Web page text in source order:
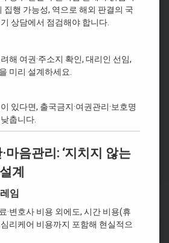
집행 가능성, 역으로 해외 판결의 국
상담에서 점검해야 합니다.
해 여권·주소지 확인, 대리인 선임,
미리 설계하세요.
있다면, 출국금지·여권관리·보호명
춥니다.
마음관리: ‘지치지 않는
계
임
·변호사 비용 외에도, 시간 비용(휴
리케어 비용까지 포함해 현실적으